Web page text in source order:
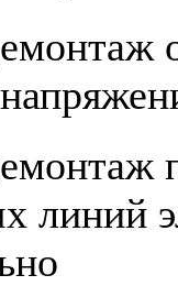
линий